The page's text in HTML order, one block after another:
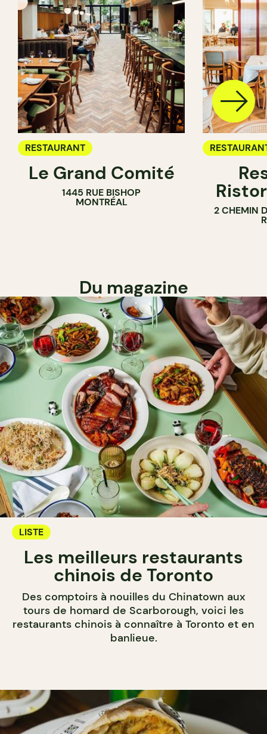
RESTAURANT
Le Grand Comité
1445 RUE BISHOP
MONTRÉAL
2 CHEMIN
Du magazine
LISTE
Les meilleurs restaurants
chinois de Toronto
Des comptoirs à nouilles du Chinatown aux
tours de homard de Scarborough, voici les
restaurants chinois à connaître à Toronto et en
banlieue.